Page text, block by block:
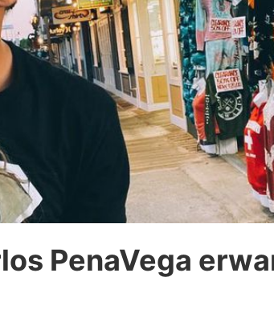
auf Promiflash
Jobs
App runterladen
Richtlinien
Impressum
PenaVega